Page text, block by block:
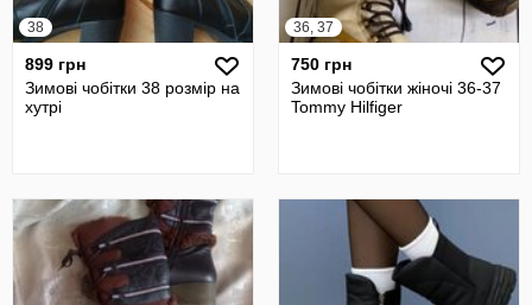
38
899 грн
Зимові чобітки 38 розмір на
хутрі
36, 37
750 грн
Зимові чобітки жіночі 36-37
Tommy Hilfiger